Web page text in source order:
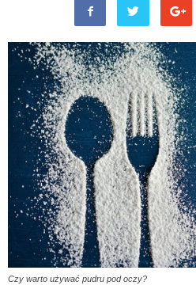
Czy warto używać pudru pod oczy?